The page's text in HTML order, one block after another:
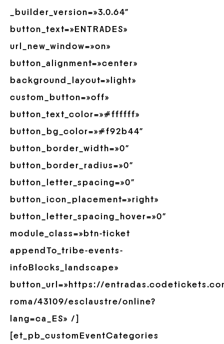
_builder_version=»3.0.64″
button_text=»ENTRADES»
url_new_window=»on»
button_alignment=»center»
background_layout=»light»
custom_button=»off»
button_text_color=»#ffffff»
button_bg_color=»#f92b44″
button_border_width=»0″
button_border_radius=»0″
button_letter_spacing=»0″
button_icon_placement=»right»
button_letter_spacing_hover=»0″
module_class=»btn-ticket
appendTo_tribe-events-
infoBlocks_landscape»
button_url=»https://
roma/43109/esclaustre/online?
lang=ca_ES» /]
[et_pb_customEventCategories